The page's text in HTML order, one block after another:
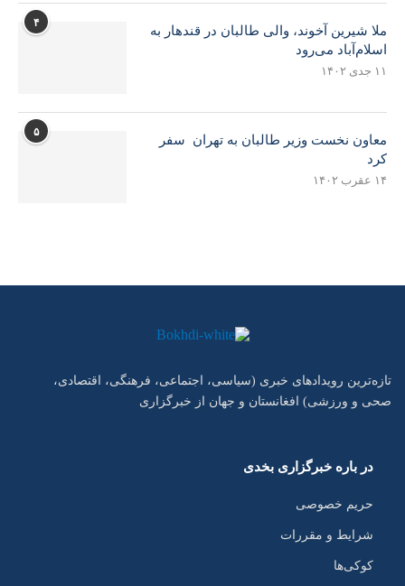
۴
ملا شیرین آخوند، والی طالبان در قندهار به
اسلام‌آباد می‌رود
۱۱ جدی ۱۴۰۲
۵
معاون نخست وزیر طالبان به تهران سفر
کرد
۱۴ عقرب ۱۴۰۲
تازه‌ترین رویدادهای خبری (سیاسی، اجتماعی، فرهنگی، اقتصادی،
صحی و ورزشی) افغانستان و جهان از خبرگزاری
در باره خبرگزاری بخدی
حریم خصوصی
شرایط و مقررات
کوکی‌ها